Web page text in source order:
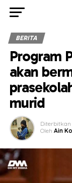
BERITA
Program
akan
murid
Diterbitkan
Oleh Ain